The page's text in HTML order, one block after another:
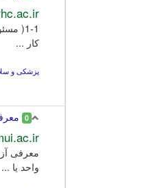
1-1( مسئول واحد
کار ...
پزشکی و
0
معرفی
واحد یا ...